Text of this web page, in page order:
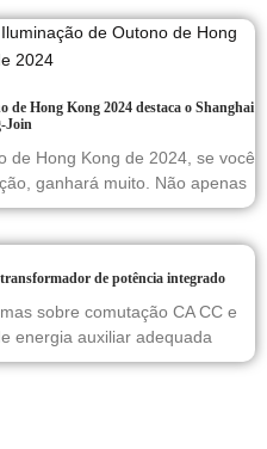
de Hong Kong 2024 destaca o Shanghai
Join
de Hong Kong de 2024, se você
ganhará muito. Não apenas
de potência integrado
sobre comutação CA CC e
energia auxiliar adequada